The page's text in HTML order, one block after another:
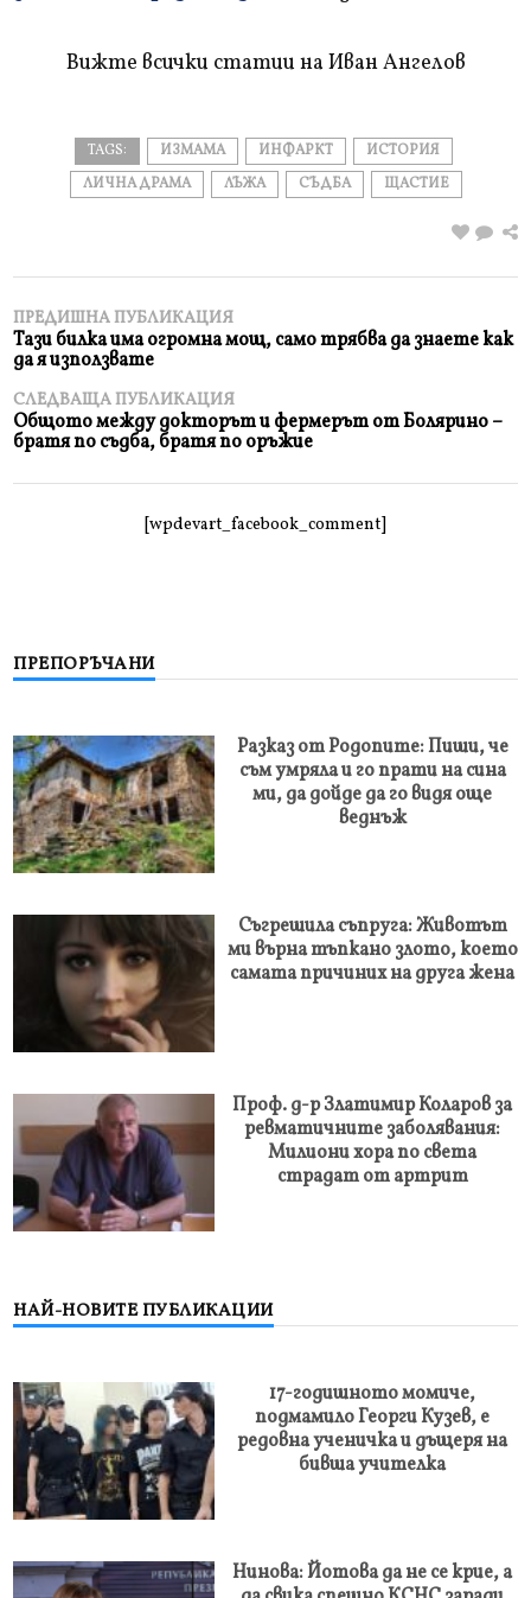
Вижте всички статии на Иван Ангелов
TAGS: ИЗМАМА ИНФАРКТ
ИСТОРИЯ
ЛИЧНА ДРАМА
ЛЪЖА СЪДБА ЩАСТИЕ
ПРЕДИШНА ПУБЛИКАЦИЯ
Тази билка има огромна мощ, само трябва да знаете как
да я използвате
СЛЕДВАЩА ПУБЛИКАЦИЯ
Общото между докторът и фермерът от Болярино –
братя по съдба, братя по оръжие
[wpdevart_facebook_comment]
ПРЕПОРЪЧАНИ
Разказ от Родопите: Пиши, че
съм умряла и го прати на сина
ми, да дойде да го видя още
веднъж
Съгрешила съпруга: Животът
ми върна тъпкано злото, което
самата причиних на друга жена
Проф. д-р Златимир Коларов за
ревматичните заболявания:
Милиони хора по света
страдат от артрит
НАЙ-НОВИТЕ ПУБЛИКАЦИИ
17-годишното момиче,
подмамило Георги Кузев, е
редовна ученичка и дъщеря на
бивша учителка
Нинова: Йотова да не се крие, а